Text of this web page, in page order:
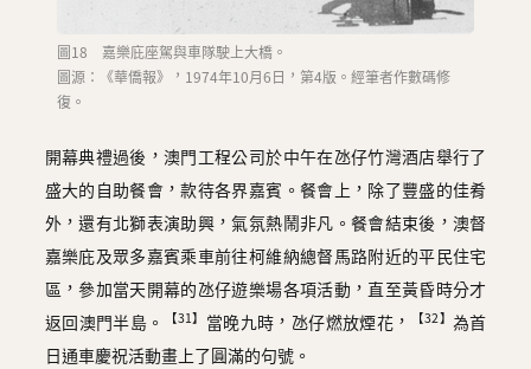
圖18 嘉樂庇座駕與車隊駛上大橋。
圖源：《華僑報》，1974年10月6日，第4版。經筆者作數碼修
復。
開幕典禮過後，澳門工程公司於中午在氹仔竹灣酒店舉行了
盛大的自助餐會，款待各界嘉賓。餐會上，除了豐盛的佳肴
外，還有北獅表演助興，氣氛熱鬧非凡。餐會結束後，澳督
嘉樂庇及眾多嘉賓乘車前往柯維納總督馬路附近的平民住宅
區，參加當天開幕的氹仔遊樂場各項活動，直至黃昏時分才
返回澳門半島。
【31】 當晚九時，氹仔燃放煙花， 【32】 為首
日通車慶祝活動畫上了圓滿的句號。